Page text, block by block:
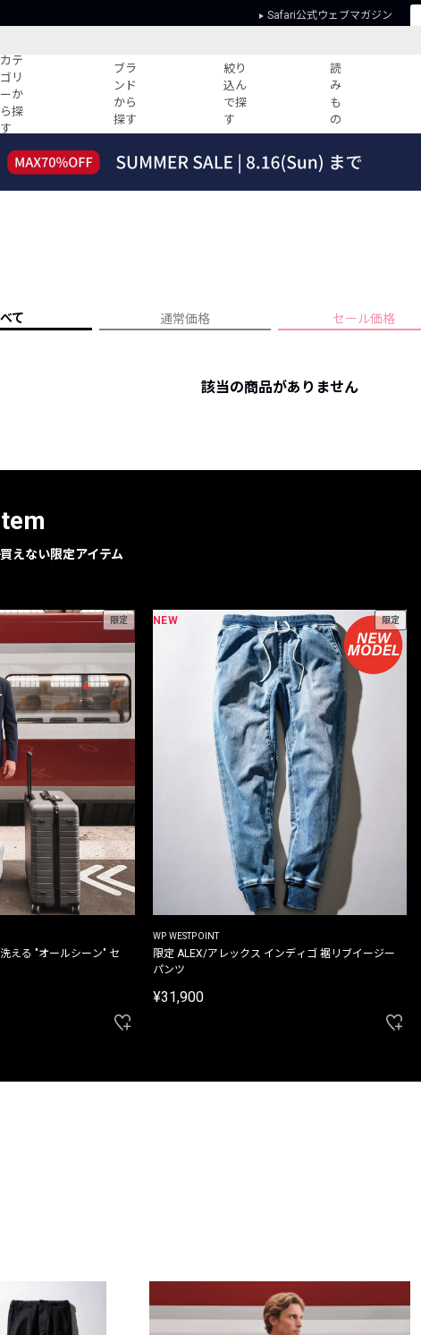
Safari公式ウェブマガジン
カテ
ゴリ
ーか
ら探
す
ブラ
ンド
から
探す
絞り
込ん
で探
す
読
み
も
の
すべての記事
人気記事ランキング
フォーカスブランド
プライバシーポリシー
て 通常価格 セール価格
該当の商品がありません
えない限定アイテム
限定
える "オールシーン" セ
NEW 限定
WP WESTPOINT
限定 ALEX/アレックス インディゴ 裾リブイージー
パンツ
¥31,900